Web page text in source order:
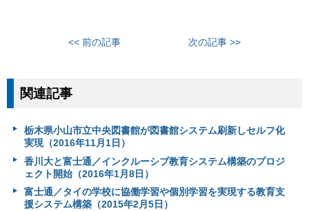
<< 前の記事 次の記事 >>
関連記事
栃木県小山市立中央図書館が図書館システム刷新しセルフ化
実現（2016年11月1日）
香川大と富士通／インクルーシブ教育システム構築のプロジ
ェクト開始（2016年1月8日）
富士通／タイの学校に協働学習や個別学習を実現する教育支
援システム構築（2015年2月5日）